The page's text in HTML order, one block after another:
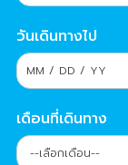
วันเดินทางไป
เดือนที่เดินทาง